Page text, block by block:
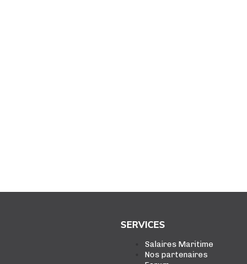
SERVICES
Salaires Maritime
Nos partenaires